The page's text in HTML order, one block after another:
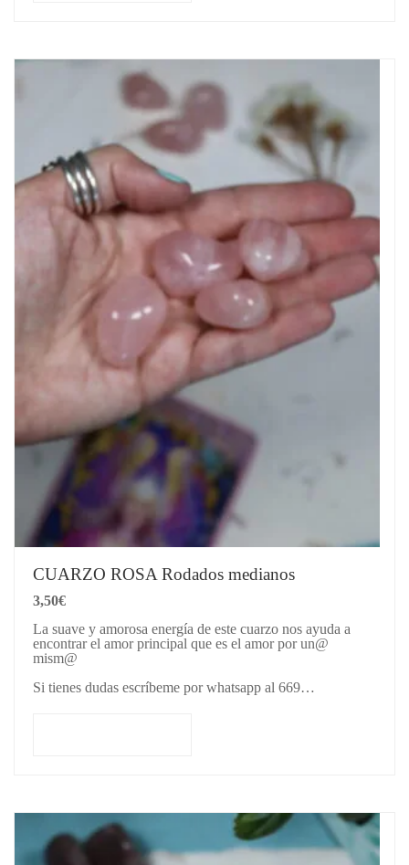
CUARZO ROSA Rodados medianos
3,50€
La suave y amorosa energía de este cuarzo nos ayuda a
encontrar el amor principal que es el amor por un@
mism@
Si tienes dudas escríbeme por whatsapp al 669…